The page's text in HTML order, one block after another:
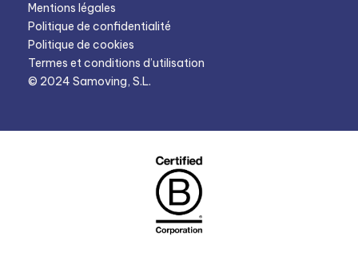
Mentions légales
Politique de confidentialité
Politique de cookies
Termes et conditions d’utilisation
© 2024 Samoving, S.L.